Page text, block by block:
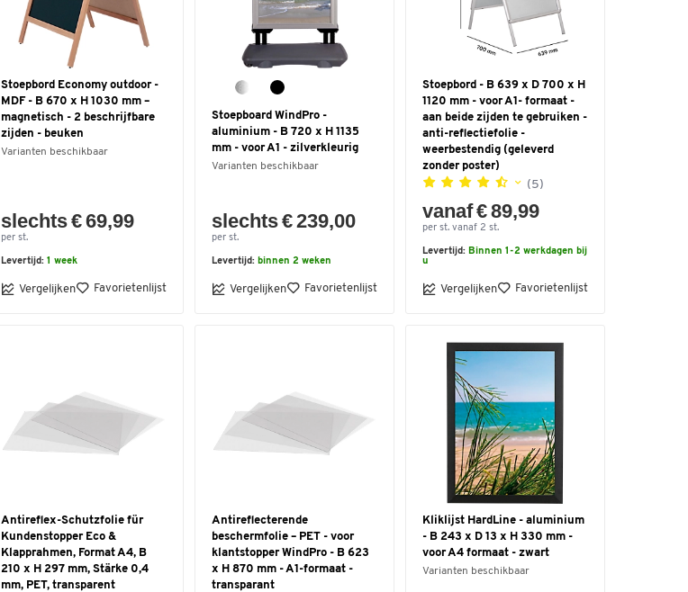
Stoepbord Economy outdoor -
MDF - B 670 x H 1030 mm –
magnetisch - 2 beschrijfbare
zijden - beuken
Varianten beschikbaar
slechts € 69,99
per st.
Levertijd: 1 week
Vergelijken Favorietenlijst
Stoepboard WindPro -
aluminium - B 720 x H 1135
mm - voor A1 - zilverkleurig
Varianten beschikbaar
slechts € 239,00
per st.
Levertijd: binnen 2 weken
Vergelijken Favorietenlijst
Stoepbord - B 639 x D 700 x H
1120 mm - voor A1- formaat -
aan beide zijden te gebruiken -
anti-reflectiefolie -
weerbestendig (geleverd
zonder poster)
(5)
vanaf € 89,99
per st. vanaf 2 st.
Levertijd: Binnen 1-2 werkdagen bij
u
Vergelijken Favorietenlijst
Antireflex-Schutzfolie für
Kundenstopper Eco &
Klapprahmen, Format A4, B
210 x H 297 mm, Stärke 0,4
mm, PET, transparent
Antireflecterende
beschermfolie – PET - voor
klantstopper WindPro - B 623
x H 870 mm - A1-formaat -
transparant
Kliklijst HardLine - aluminium
- B 243 x D 13 x H 330 mm -
voor A4 formaat - zwart
Varianten beschikbaar